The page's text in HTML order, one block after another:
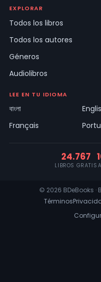
EXPLORAR
Todos los libros
Todos los autores
Géneros
Audiolibros
LEE EN TU IDIOMA
বাংলা
Français
24.767
LIBROS GRATIS
© 2026 BDeBooks
Términos